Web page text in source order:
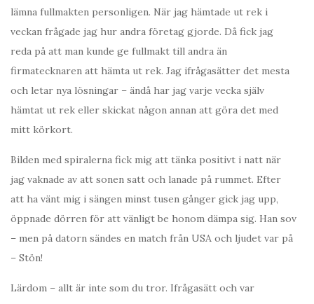
lämna fullmakten personligen. När jag hämtade ut rek i
veckan frågade jag hur andra företag gjorde. Då fick jag
reda på att man kunde ge fullmakt till andra än
firmatecknaren att hämta ut rek. Jag ifrågasätter det mesta
och letar nya lösningar – ändå har jag varje vecka själv
hämtat ut rek eller skickat någon annan att göra det med
mitt körkort.
Bilden med spiralerna fick mig att tänka positivt i natt när
jag vaknade av att sonen satt och lanade på rummet. Efter
att ha vänt mig i sängen minst tusen gånger gick jag upp,
öppnade dörren för att vänligt be honom dämpa sig. Han sov
– men på datorn sändes en match från USA och ljudet var på
– Stön!
Lärdom – allt är inte som du tror. Ifrågasätt och var